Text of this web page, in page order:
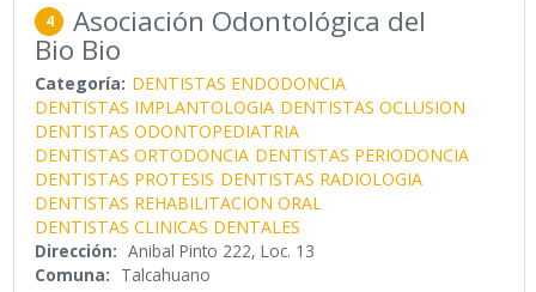
4 Asociación Odontológica del
Bio Bio
Categoría: DENTISTAS ENDODONCIA
DENTISTAS IMPLANTOLOGIA DENTISTAS OCLUSION
DENTISTAS ODONTOPEDIATRIA
DENTISTAS ORTODONCIA DENTISTAS PERIODONCIA
DENTISTAS PROTESIS DENTISTAS RADIOLOGIA
DENTISTAS REHABILITACION ORAL
DENTISTAS CLINICAS DENTALES
Dirección: Anibal Pinto 222, Loc. 13
Comuna: Talcahuano